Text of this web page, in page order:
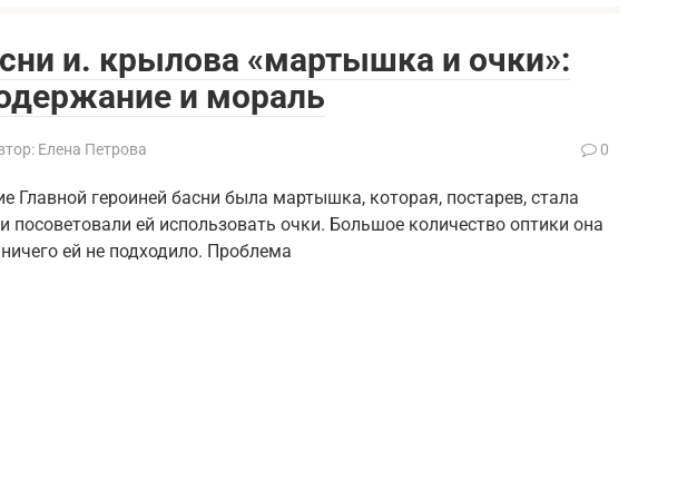
и. крылова «мартышка и очки»:
и мораль
Елена Петрова 0
Главной героиней басни была мартышка, которая, постарев, стала
посоветовали ей использовать очки. Большое количество оптики она
ей не подходило. Проблема